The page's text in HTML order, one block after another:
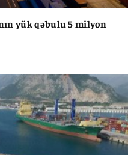
yük qəbulu 5 milyon